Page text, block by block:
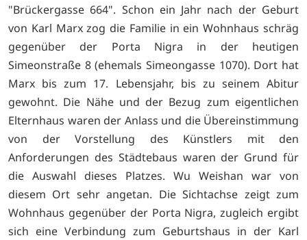
"Brückergasse 664". Schon ein Jahr nach der Geburt
von Karl Marx zog die Familie in ein Wohnhaus schräg
gegenüber der Porta Nigra in der heutigen
Simeonstraße 8 (ehemals Simeongasse 1070). Dort hat
Marx bis zum 17. Lebensjahr, bis zu seinem Abitur
gewohnt. Die Nähe und der Bezug zum eigentlichen
Elternhaus waren der Anlass und die Übereinstimmung
von der Vorstellung des Künstlers mit den
Anforderungen des Städtebaus waren der Grund für
die Auswahl dieses Platzes. Wu Weishan war von
diesem Ort sehr angetan. Die Sichtachse zeigt zum
Wohnhaus gegenüber der Porta Nigra, zugleich ergibt
sich eine Verbindung zum Geburtshaus in der Karl